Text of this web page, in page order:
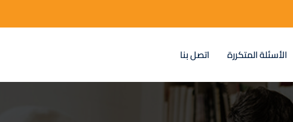
الأسئلة المتكررة اتصل بنا